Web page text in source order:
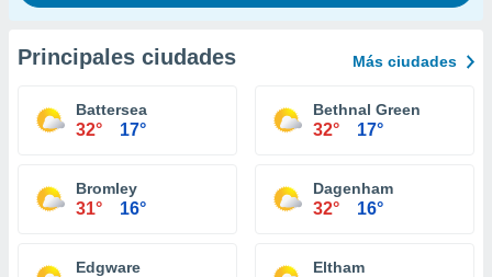
Principales ciudades Más ciudades
Battersea
32° 17°
Bethnal Green
32° 17°
Bromley
31° 16°
Dagenham
32° 16°
Edgware Eltham